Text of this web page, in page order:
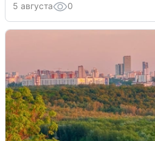
5 августа 0